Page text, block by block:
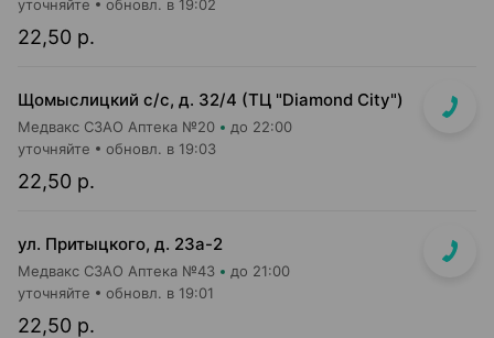
22,50 р.
уточняйте обновл. в 19:02
Щомыслицкий с/с, д. 32/4 (ТЦ "Diamond City")
Медвакс СЗАО Аптека №20 до 22:00
22,50 р.
уточняйте обновл. в 19:03
ул. Притыцкого, д. 23а-2
Медвакс СЗАО Аптека №43 до 21:00
22,50 р.
уточняйте обновл. в 19:01